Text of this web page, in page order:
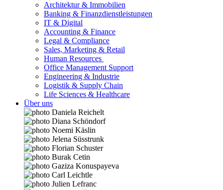
Architektur & Immobilien
Banking & Finanzdienstleistungen
IT & Digital
Accounting & Finance
Legal & Compliance
Sales, Marketing & Retail
Human Resources
Office Management Support
Engineering & Industrie
Logistik & Supply Chain
Life Sciences & Healthcare
Über uns